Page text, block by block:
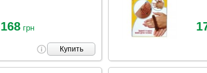
168 грн
Купить